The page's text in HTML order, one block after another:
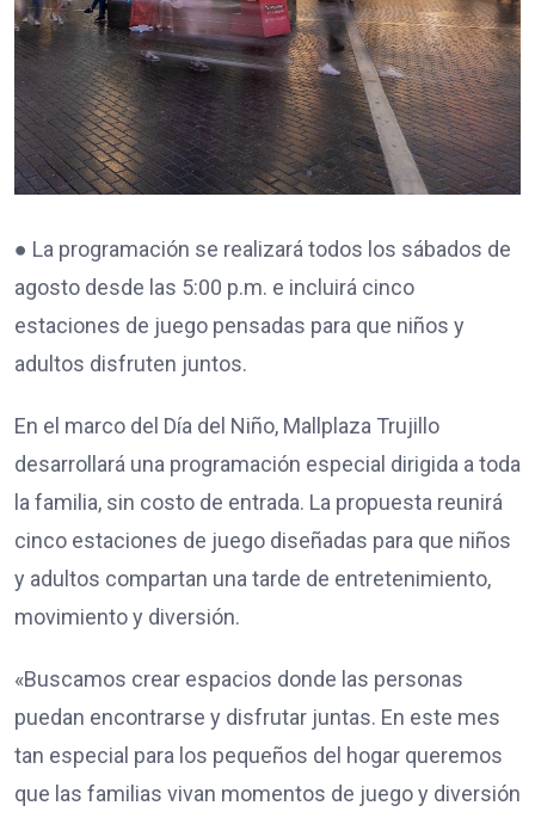
● La programación se realizará todos los sábados de
agosto desde las 5:00 p.m. e incluirá cinco
estaciones de juego pensadas para que niños y
adultos disfruten juntos.
En el marco del Día del Niño, Mallplaza Trujillo
desarrollará una programación especial dirigida a toda
la familia, sin costo de entrada. La propuesta reunirá
cinco estaciones de juego diseñadas para que niños
y adultos compartan una tarde de entretenimiento,
movimiento y diversión.
«Buscamos crear espacios donde las personas
puedan encontrarse y disfrutar juntas. En este mes
tan especial para los pequeños del hogar queremos
que las familias vivan momentos de juego y diversión